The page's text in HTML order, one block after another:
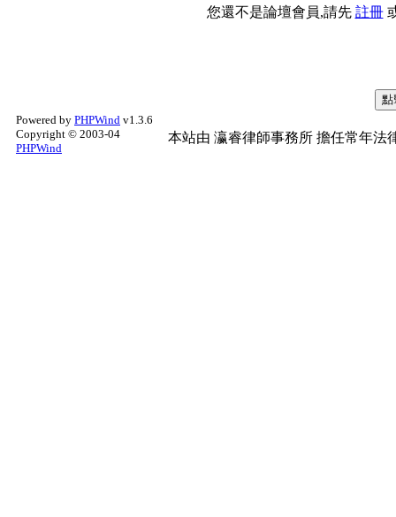
您還不是論壇會員,請先 註冊
Powered by PHPWind v1.3.6
Copyright © 2003-04
PHPWind
本站由 瀛睿律師事務所 擔任常年法